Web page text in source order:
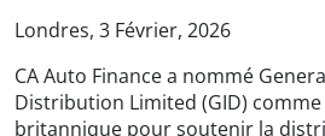
Londres, 3 Février, 2026
CA Auto Finance a nommé
Distribution Limited (GID)
britannique pour soutenir la